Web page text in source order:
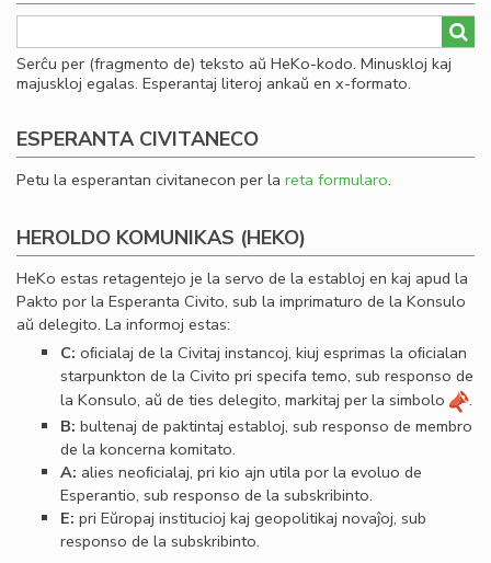
Serĉu per (fragmento de) teksto aŭ HeKo-kodo. Minuskloj kaj
majuskloj egalas. Esperantaj literoj ankaŭ en x-formato.
ESPERANTA CIVITANECO
Petu la esperantan civitanecon per la reta formularo.
HEROLDO KOMUNIKAS (HEKO)
HeKo estas retagentejo je la servo de la establoj en kaj apud la
Pakto por la Esperanta Civito, sub la imprimaturo de la Konsulo
aŭ delegito. La informoj estas:
C: oﬁcialaj de la Civitaj instancoj, kiuj esprimas la oﬁcialan
starpunkton de la Civito pri specifa temo, sub responso de
la Konsulo, aŭ de ties delegito, markitaj per la simbolo
.
B: bultenaj de paktintaj establoj, sub responso de membro
de la koncerna komitato.
A: alies neoﬁcialaj, pri kio ajn utila por la evoluo de
Esperantio, sub responso de la subskribinto.
E: pri Eŭropaj institucioj kaj geopolitikaj novaĵoj, sub
responso de la subskribinto.